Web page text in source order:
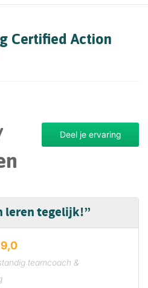
Certified Action
Deel je ervaring
leren tegelijk!
9,0
teamcoach &